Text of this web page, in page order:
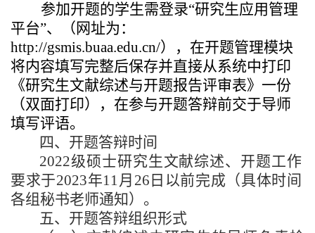
参加开题的学生需登录“研究生应用管理
平台”、（网址为：
http://gsmis.buaa.edu.cn/），在开题管理模块
将内容填写完整后保存并直接从系统中打印
《研究生文献综述与开题报告评审表》一份
（双面打印），在参与开题答辩前交于导师
填写评语。
四、开题答辩时间
2022级硕士研究生文献综述、开题工作
要求于2023年11月 26 日以前完成（具体时间
各组秘书老师通知）。
五、开题答辩组织形式